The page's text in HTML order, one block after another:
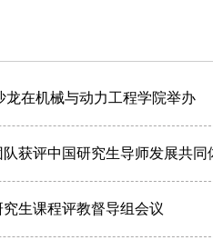
龙在机械与动力工程学院举办
获评中国研究生导师发展共同
究生课程评教督导组会议